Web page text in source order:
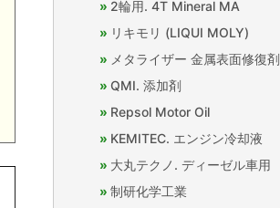
2輪用. 4T Mineral MA
リキモリ (LIQUI MOLY)
メタライザー 金属表面修復剤
QMI. 添加剤
Repsol Motor Oil
KEMITEC. エンジン冷却液
大丸テクノ. ディーゼル車用
制研化学工業